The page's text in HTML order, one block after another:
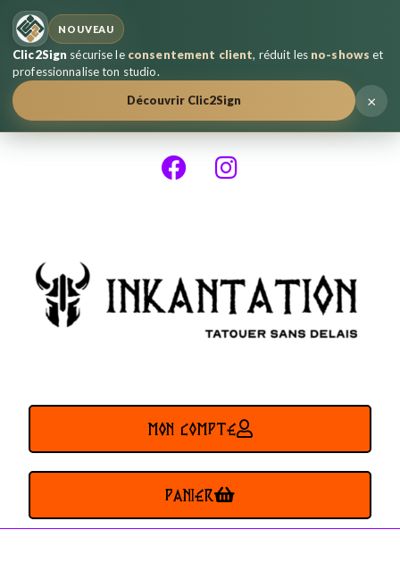
NOUVEAU
Clic2Sign sécurise le consentement client, réduit les no-shows et
professionnalise ton studio.
Découvrir Clic2Sign
×
MON COMPTE
PANIER